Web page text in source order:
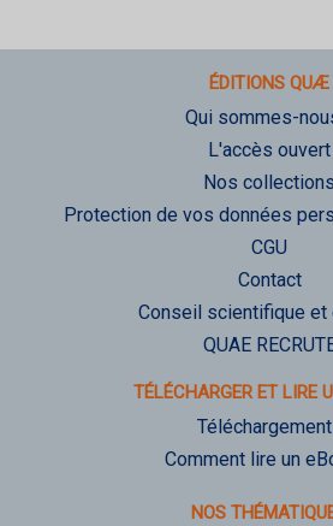
ÉDITIONS QUÆ
Qui sommes-
L'accès ouvert
Nos collections
Protection de vos données
CGU
Contact
Conseil scientifique et
QUAE
TÉLÉCHARGER ET LIRE
Comment lire un
NOS